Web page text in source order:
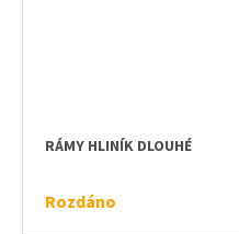
RÁMY HLINÍK DLOUHÉ
Rozdáno